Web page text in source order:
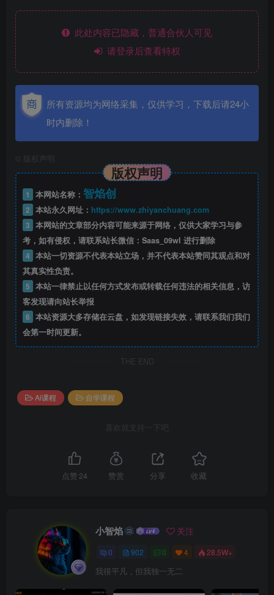
此处内容已隐藏，普通合伙人可见
请登录后查看特权
所有资源均为网络采集，仅供学习，下载后请24小
时内删除！
版权声明
版权声明
1 本网站名称： 智焰创
2 本站永久网址： https://www.zhiyanchuang.com
3 本网站的文章部分内容可能来源于网络，仅供大家学习与参
考，如有侵权，请联系站长微信：Saas_09wl 进行删除
4 本站一切资源不代表本站立场，并不代表本站赞同其观点和对
其真实性负责。
5 本站一律禁止以任何方式发布或转载任何违法的相关信息，访
客发现请向站长举报
6 本站资源大多存储在云盘，如发现链接失效，请联系我们我们
会第一时间更新。
THE END
Ai课程 自学课程
喜欢就支持一下吧
点赞24 赞赏 分享 收藏
小智焰 关注
0 902 0 4 28.5W+
我很平凡，但我独一无二